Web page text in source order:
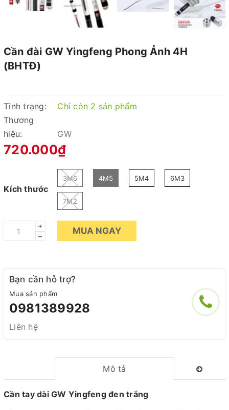
Cần đài GW Yingfeng Phong Ảnh 4H
(BHTĐ)
Tình trạng:
Chỉ còn 2 sản phẩm
Thương
hiệu:
GW
720.000₫
Kích thước
3M6 4M5 5M4 6M3
7M2
+
–
MUA NGAY
Bạn cần hỗ trợ?
Mua sản phẩm
0981389928
Liên hệ
Mô tả
Cần tay dài GW Yingfeng đen trắng